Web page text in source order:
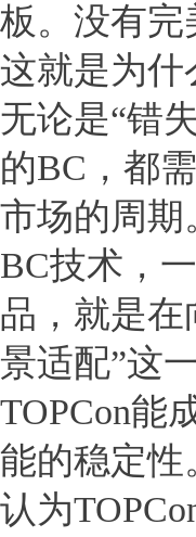
板。没有完
这就是为什
无论是“错
的BC，都
市场的周期
BC技术，
品，就是在
景适配”这
TOPCon能
能的稳定性
认为